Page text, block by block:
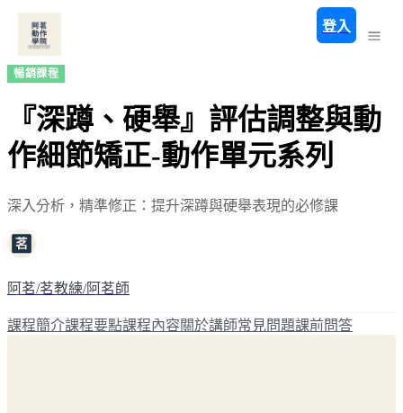
登入
暢銷課程
『深蹲、硬舉』評估調整與動
作細節矯正-動作單元系列
深入分析，精準修正：提升深蹲與硬舉表現的必修課
阿茗/茗教練/阿茗師
課程簡介課程要點課程內容關於講師常見問題課前問答